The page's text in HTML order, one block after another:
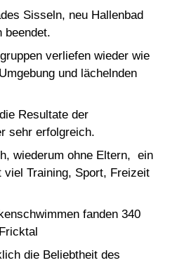
Sisseln, neu Hallenbad
beendet.
verliefen wieder wie
und lächelnden
Resultate der
sehr erfolgreich.
wiederum ohne Eltern, ein
viel Training, Sport, Freizeit
fanden 340
die Beliebtheit des